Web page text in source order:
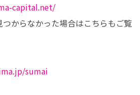
capital.net/
からなかった場合はこちらもご覧
sumai